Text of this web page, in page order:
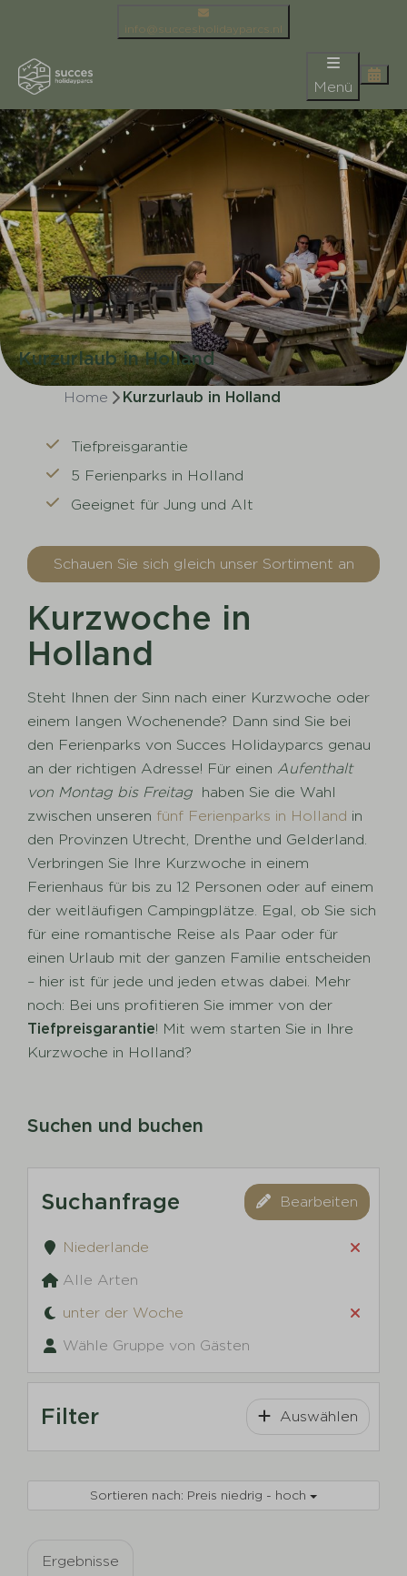
info@succesholidayparcs.nl
Menü
Kurzurlaub in Holland
Home Kurzurlaub in Holland
Tiefpreisgarantie
5 Ferienparks in Holland
Geeignet für Jung und Alt
Schauen Sie sich gleich unser Sortiment an
Kurzwoche in
Holland
Steht Ihnen der Sinn nach einer Kurzwoche oder
einem langen Wochenende? Dann sind Sie bei
den Ferienparks von Succes Holidayparcs genau
an der richtigen Adresse! Für einen Aufenthalt
von Montag bis Freitag haben Sie die Wahl
zwischen unseren fünf Ferienparks in Holland in
den Provinzen Utrecht, Drenthe und Gelderland.
Verbringen Sie Ihre Kurzwoche in einem
Ferienhaus für bis zu 12 Personen oder auf einem
der weitläufigen Campingplätze. Egal, ob Sie sich
für eine romantische Reise als Paar oder für
einen Urlaub mit der ganzen Familie entscheiden
– hier ist für jede und jeden etwas dabei. Mehr
noch: Bei uns profitieren Sie immer von der
Tiefpreisgarantie! Mit wem starten Sie in Ihre
Kurzwoche in Holland?
Suchen und buchen
Suchanfrage Bearbeiten
Niederlande
Alle Arten
unter der Woche
Wähle Gruppe von Gästen
Filter Auswählen
Sortieren nach: Preis niedrig - hoch
Ergebnisse